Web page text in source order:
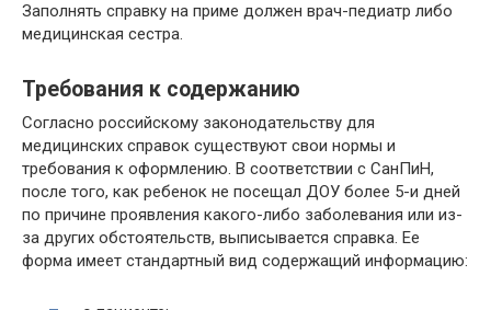
Заполнять справку на приме должен врач-педиатр либо
медицинская сестра.
Требования к содержанию
Согласно российскому законодательству для
медицинских справок существуют свои нормы и
требования к оформлению. В соответствии с СанПиН,
после того, как ребенок не посещал ДОУ более 5-и дней
по причине проявления какого-либо заболевания или из-
за других обстоятельств, выписывается справка. Ее
форма имеет стандартный вид содержащий информацию: